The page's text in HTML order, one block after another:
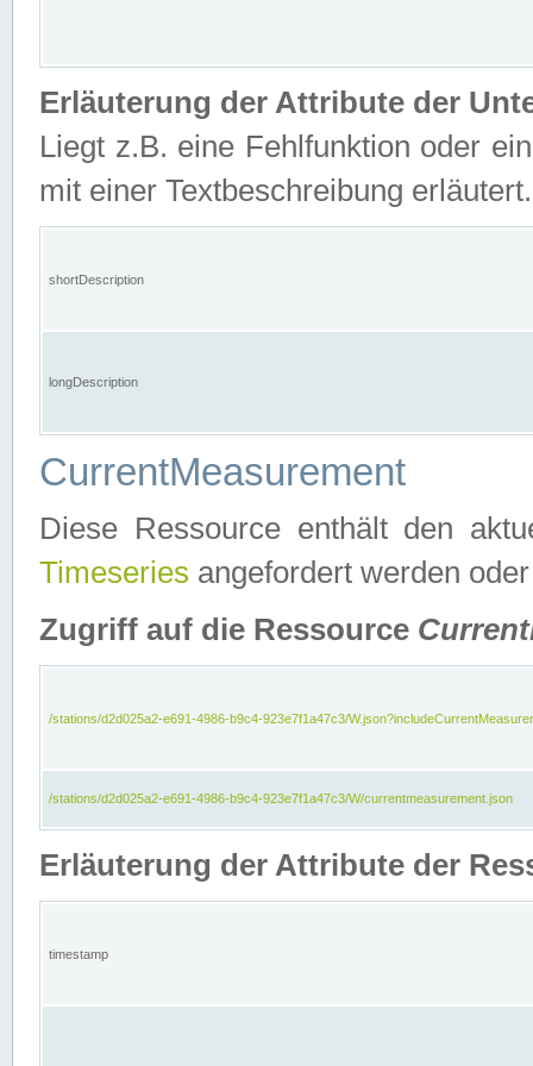
Erläuterung der Attribute der
Liegt z.B. eine Fehlfunktion oder
mit einer Textbeschreibung erläutert.
shortDescription
longDescription
CurrentMeasurement
Diese Ressource enthält den
Timeseries angefordert werden
Zugriff auf die Ressource
/stations/d2d025a2-e691-4986-b9c4-923e7f1a47c3/
/stations/d2d025a2-e691-4986-b9c4-923e7f1a47c3/W/currentmeasurement.json
Erläuterung der Attribute der
timestamp